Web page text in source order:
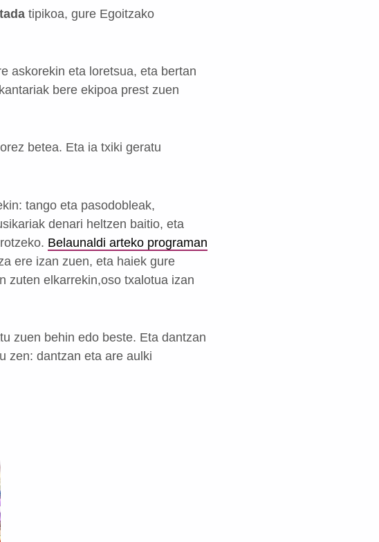
tipikoa, gure Egoitzako
askorekin eta loretsua, eta bertan
bere ekipoa prest zuen
betea. Eta ia txiki geratu
tango eta pasodobleak,
denari heltzen baitio, eta
Belaunaldi arteko programan
ere izan zuen, eta haiek gure
zuten elkarrekin,oso txalotua izan
zuen behin edo beste. Eta dantzan
zen: dantzan eta are aulki